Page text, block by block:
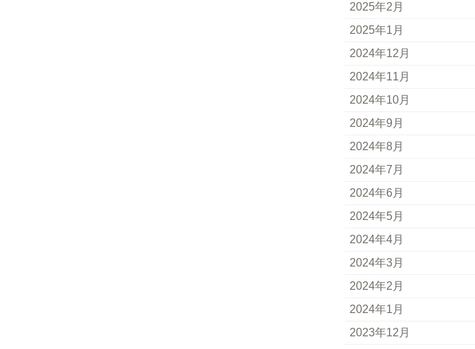
2025年2月
2025年1月
2024年12月
2024年11月
2024年10月
2024年9月
2024年8月
2024年7月
2024年6月
2024年5月
2024年4月
2024年3月
2024年2月
2024年1月
2023年12月